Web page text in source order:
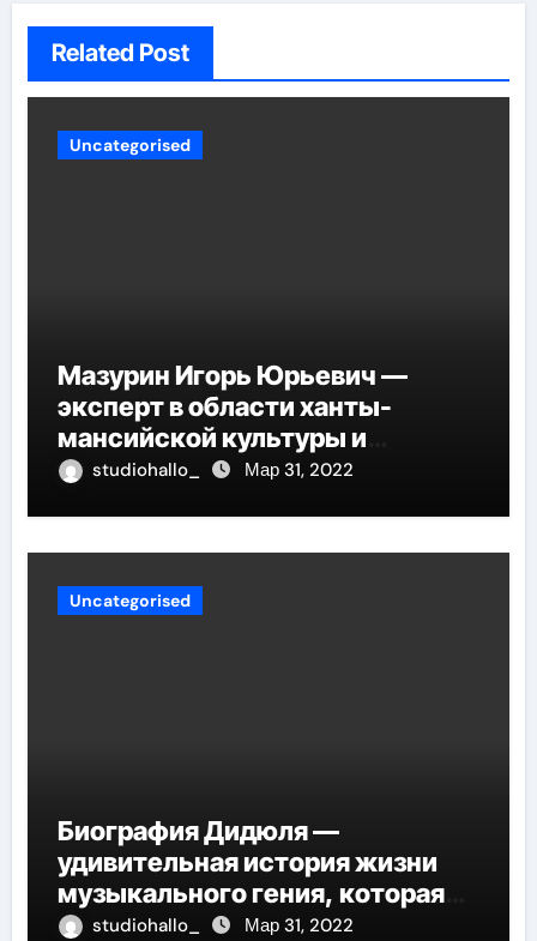
Related Post
Uncategorised
Мазурин Игорь Юрьевич —
эксперт в области ханты-
мансийской культуры и
искусства, рассказываем о его
studiohallo_ Мар 31, 2022
Uncategorised
Биография Дидюля —
удивительная история жизни
музыкального гения, которая
проникнет в самые глубины
studiohallo_ Мар 31, 2022